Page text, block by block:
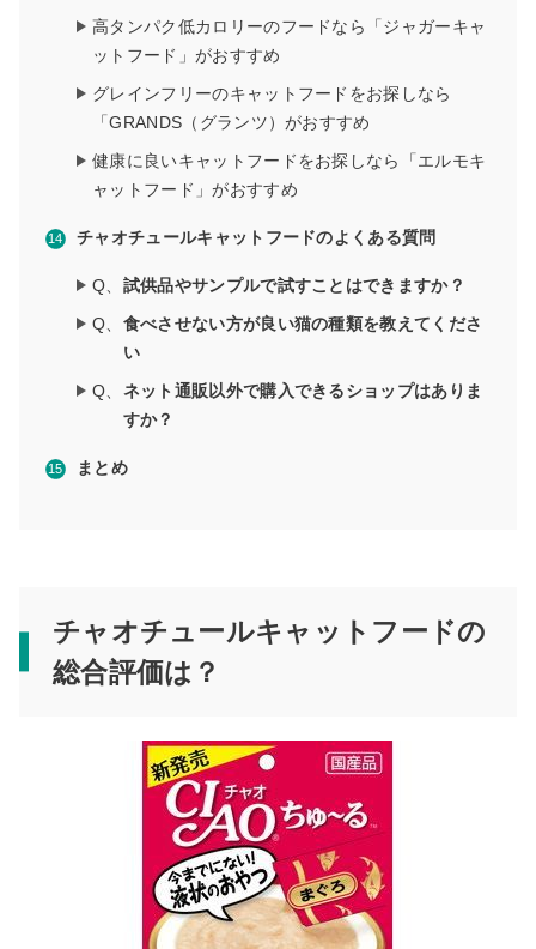
高タンパク低カロリーのフードなら「ジャガーキャ
ットフード」がおすすめ
グレインフリーのキャットフードをお探しなら
「GRANDS（グランツ）がおすすめ
健康に良いキャットフードをお探しなら「エルモキ
ャットフード」がおすすめ
チャオチュールキャットフードのよくある質問
Q、 試供品やサンプルで試すことはできますか？
Q、 食べさせない方が良い猫の種類を教えてくださ
い
Q、 ネット通販以外で購入できるショップはありま
すか？
まとめ
チャオチュールキャットフードの
総合評価は？